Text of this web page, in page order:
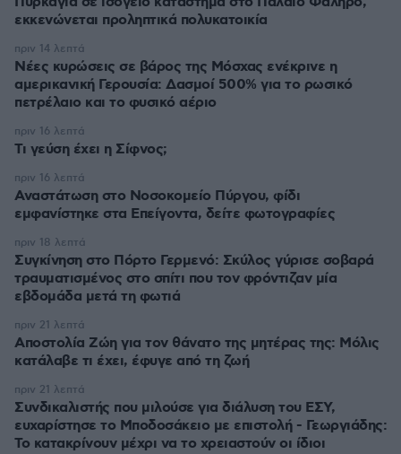
εκκενώνεται προληπτικά πολυκατοικία
Νέες κυρώσεις σε βάρος της Μόσχας ενέκρινε η
αμερικανική Γερουσία: Δασμοί 500% για το ρωσικό
πετρέλαιο και το φυσικό αέριο
πριν 14 λεπτά
Τι γεύση έχει η Σίφνος;
πριν 16 λεπτά
Αναστάτωση στο Νοσοκομείο Πύργου, φίδι
εμφανίστηκε στα Επείγοντα, δείτε φωτογραφίες
πριν 16 λεπτά
Συγκίνηση στο Πόρτο Γερμενό: Σκύλος γύρισε σοβαρά
τραυματισμένος στο σπίτι που τον φρόντιζαν μία
εβδομάδα μετά τη φωτιά
πριν 18 λεπτά
Αποστολία Ζώη για τον θάνατο της μητέρας της: Μόλις
κατάλαβε τι έχει, έφυγε από τη ζωή
πριν 21 λεπτά
Συνδικαλιστής που μιλούσε για διάλυση του ΕΣΥ,
ευχαρίστησε το Μποδοσάκειο με επιστολή - Γεωργιάδης:
Το κατακρίνουν μέχρι να το χρειαστούν οι ίδιοι
πριν 21 λεπτά